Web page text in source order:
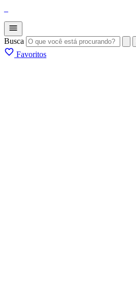
Busca
Favoritos